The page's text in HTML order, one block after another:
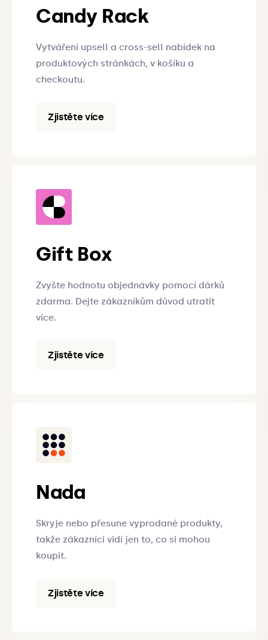
Candy Rack
Vytváření upsell a cross-sell nabídek na
produktových stránkách, v košíku a
checkoutu.
Zjistěte více
Gift Box
Zvyšte hodnotu objednávky pomocí dárků
zdarma. Dejte zákazníkům důvod utratit
více.
Zjistěte více
Nada
Skryje nebo přesune vyprodané produkty,
takže zákazníci vidí jen to, co si mohou
koupit.
Zjistěte více